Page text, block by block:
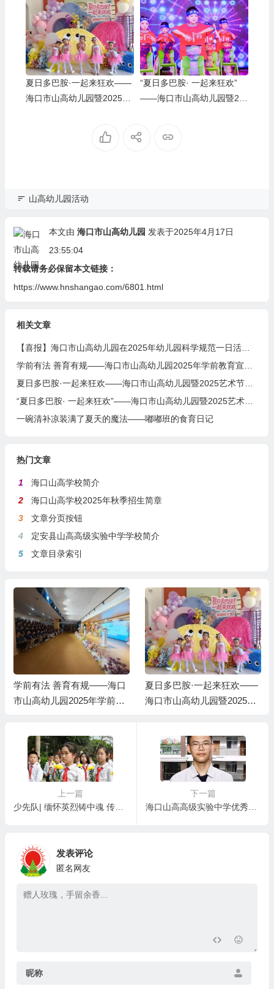
佳绩
教育法》专题学习活动
夏日多巴胺·一起来狂欢——
海口市山高幼儿园暨2025艺
“夏日多巴胺· 一起来狂欢”
——海口市山高幼儿园暨20
山高幼儿园活动
本文由 海口市山高幼儿园 发表于2025年4月17日
23:55:04
转载请务必保留本文链接：
https://www.hnshangao.com/6801.html
相关文章
【喜报】海口市山高幼儿园在2025年幼儿园科学规范一日活动课程评比活动中荣获佳绩
夏日多巴胺·一起来狂欢——海口市山高幼儿园暨2025艺术节庆“六一”文艺汇演小班组专场
“夏日多巴胺· 一起来狂欢”——海口市山高幼儿园暨2025艺术节庆“六·一”文艺汇演中班组专场
一碗清补凉装满了夏天的魔法——嘟嘟班的食育日记
热门文章
1
海口山高学校简介
2
海口山高学校2025年秋季招生简章
3
文章分页按钮
4
定安县山高高级实验中学学校简介
5
文章目录索引
夏日多巴胺·一起来狂欢——
海口市山高幼儿园暨2025艺
“夏日多巴胺· 一起来狂欢”
——海口市山高幼儿园暨202
上一篇
少先队| 缅怀英烈铸中魂 传承红色树新风———海口山高学校清明烈士陵园祭奠先烈活动
下一篇
海口山高高级实验中学优秀毕业生成长录（七）| 2024届优秀毕业生赵星坊的成长纪实
发表评论
匿名网友
昵称